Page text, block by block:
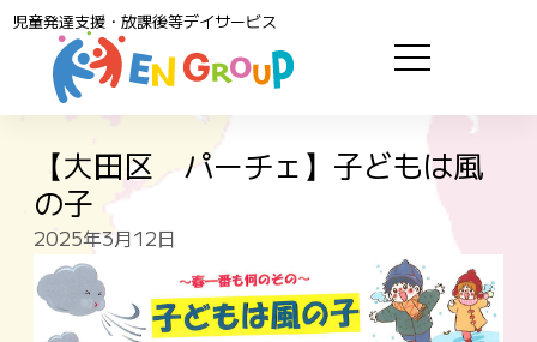
児童発達支援・放課後等デイサービス
【大田区 パーチェ】子どもは風
の子
2025年3月12日